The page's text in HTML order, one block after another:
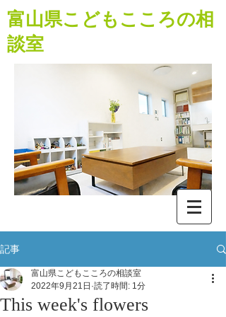
​富山県こどもこころの相
談室
記事
This week's flowers
富山県こどもこころの相談室
2022年9月21日 読了時間: 1分